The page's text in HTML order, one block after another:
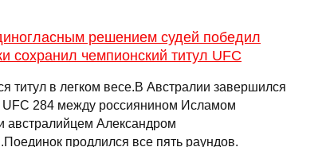
решением судей победил
сохранил чемпионский титул UFC
титул в легком весе.В Австралии завершился
UFC 284 между россиянином Исламом
австралийцем Александром
продлился все пять раундов.